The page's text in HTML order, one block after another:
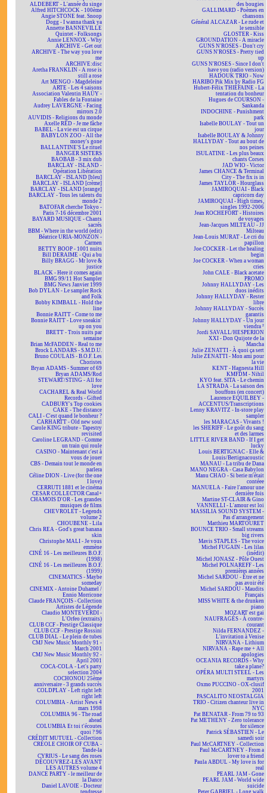
ALDEBERT - L'année du singe
Alfred HITCHCOCK - 100ème
Angie STONE feat. Snoop
Dogg - I wanna thank ya
Annette BANNEVILLE
Quintet - Folksongs
Annie LENNOX - Why
ARCHIVE - Get out
ARCHIVE - The way you love
me
ARCHIVE:disc
Aretha FRANKLIN - A rose is
still a rose
Art MENGO - Magdeleine
ARTE - Les 4 saisons
Association Valentin HAÜY -
Fables de la Fontaine
Audrey LAVERGNE - Facing
mirrors 2.0
AUVIDIS - Religions du monde
Axelle RED - Je me fâche
BABEL - La vie est un cirque
BABYLON ZOO - All the
money's gone
BALLANTINE'S Le rituel
BANGER SISTERS
BAOBAB - 3 mix dub
BARCLAY - ISLAND -
Opération Libération
BARCLAY - ISLAND [bleu]
BARCLAY - ISLAND [crème]
BARCLAY - ISLAND [orange]
BARCLAY - Tous les talents du
monde 2
BATOFAR cherche Tokyo -
Paris 7-16 décembre 2001
BAYARD MUSIQUE - Chants
sacrés
BBM - Where in the world (edit)
Béatrice URIA-MONZON -
Carmen
BETTY BOOP - 1001 nuits
Bill DERAIME - Qui a bu
Billy BRAGG - Mr love &
justice
BLACK - Here it comes again
BMG 99/11 Hot Sampler
BMG News Janvier 1999
Bob DYLAN - Le sampler Rock
and Folk
Bobby KIMBALL - Hold the
line
Bonnie RAITT - Come to me
Bonnie RAITT - Love sneakin'
up on you
BRETT - Trois nuits par
semaine
Brian McFADDEN - Real to me
Brock LANDARS - S.M.D.U.
Bruno COULAIS - B.O.F. Les
Choristes
Bryan ADAMS - Summer of 69
Bryan ADAMS/Rod
STEWART/STING - All for
love
CACHAREL & Real World
Records - Gifted
CADBURY's Top cookies
CAKE - The distance
CALI - C'est quand le bonheur ?
CARHARTT - Old new soul
Carole KING tribute - Tapestry
revisited
Caroline LEGRAND - Comme
un train qui roule
CASINO - Maintenant c'est à
vous de jouer
CBS - Demain tout le monde en
parlera
Céline DION - Live (for the one
I love)
CERRUTI 1881 et le cinéma
CESAR COLLECTOR Canal+
CHAMOIS D'OR - Les grandes
musiques de films
CHEVROLET - Legends
volume 2
CHOUBENE - Lila
Chris REA - God's great banana
skin
Christophe MALI - Je vous
emmène
CINÉ 16 - Les meilleures B.O.F.
(1998)
CINÉ 16 - Les meilleures B.O.F.
(1999)
CINEMATICS - Maybe
someday
CINEMIX - Antoine Duhamel /
Ennio Morricone
Claude FRANÇOIS - Collection
Artistes de Légende
Claudio MONTEVERDI -
L'Orfeo (extraits)
CLUB CCF - Prestige Classique
CLUB CCF - Prestige Rossini
CLUB DIAL - Le plein de tubes
CMJ New Music Monthly 91 -
March 2001
CMJ New Music Monthly 92 -
April 2001
COCA-COLA - Let's party
selection 2004
COCHONOU 25ème
anniversaire - 3 grands succès
COLDPLAY - Left right left
right left
COLUMBIA - Artist News 4
mars 1998
COLUMBIA 96 - The road
ahead
COLUMBIA Et toi t'écoutes
quoi ? 96
CRÉDIT MUTUEL - Collection
CRÉOLE CHOIR OF CUBA -
Tande-la
CYRIUS - Le sang des roses
DÉCOUVREZ-LES AVANT
LES AUTRES volume 4
DANCE PARTY - le meilleur de
la Dance
Daniel LAVOIE - Docteur
tendresse
des bougies
GALLIMARD - Poèmes en
chansons
Général ALCAZAR - Le rude et
le sensible
GLOSTER - Kiss
GROUNDATION - A miracle
GUNS N'ROSES - Don't cry
GUNS N'ROSES - Pretty tied
up
GUNS N'ROSES - Since I don't
have you (radio version)
HADOUK TRIO - Now
HARIBO Pik Mix by Radio FG
Hubert-Félix THIÉFAINE - La
tentation du bonheur
Hugues de COURSON -
Sankanda
INDOCHINE - Punishment
park
Isabelle BOULAY - Tout un
jour
Isabelle BOULAY & Johnny
HALLYDAY - Tout au bout de
nos peines
ISULATINE - Les plus beaux
chants Corses
JAD WIO - Victor
James CHANCE & Terminal
City - The fix is in
James TAYLOR - Hourglass
JAMIROQUAI - Black
capricorn day
JAMIROQUAI - High times,
singles 1992-2006
Jean ROCHEFORT - Histoires
de voyages
Jean-Jacques MILTEAU - JJ
Milteau
Jean-Louis MURAT - Le cri du
papillon
Joe COCKER - Let the healing
begin
Joe COCKER - When a woman
cries
John CALE - Black acetate
PROMO
Johnny HALLYDAY - Les
duos inédits
Johnny HALLYDAY - Rester
libre
Johnny HALLYDAY - Succès
garantis
Johnny HALLYDAY - Un jour
viendra ²
Jordi SAVALL/HESPERION
XXI - Don Quijote de la
Mancha
Julie ZENATTI - À quoi ça sert
Julie ZENATTI - Mon ami pour
la vie
KENT - Hagnesta Hill
KMFDM - Nihil
KYO feat. SITA - Le chemin
LA STRADA - La saison des
bouffons (en concert)
Laurence EQUILBEY -
ACCENTUS/Transcriptions
Lenny KRAVITZ - In-store play
sampler
les MARACAS - Vivants !
les SHERIFF - Le goût du sang
et des larmes
LITTLE RIVER BAND - If I get
lucky
Louis BERTIGNAC - Elle &
Louis/Bertignacoustic
MANAU - La tribu de Dana
MANO NEGRA - Casa Babylon
Manu CHAO - Si berie m'était
contéee
MANUELA - Faire l'amour une
dernière fois
Martine ST-CLAIR & Gino
VANNELLI - L'amour est loi
MASSILIA SOUND SYSTEM -
Pas d'arrangement
Matthieu MARTOURET
BOUNCE TRIO - Small streams
big rivers
Mavis STAPLES - The voice
Michel FUGAIN - Les lilas
(inédit)
Michel JONASZ - Pôle Ouest
Michel POLNAREFF - Les
premières années
Michel SARDOU - Être et ne
pas avoir été
Michel SARDOU - Maudits
Français
MISS WHITE & the drunken
piano
MOZART est gai
NAUFRAGÉS - À contre-
courant
Nilda FERNANDEZ -
L'invitation à Venise
NIRVANA - Lithium
NIRVANA - Rape me + All
apologies
OCEANIA RECORDS - Why
take a plane?
OPÉRA MULTI STEEL - Les
martyrs
Oxmo PUCCINO - OX-clusif
2001
PASCALITO NEOSTALGIA
TRIO - Citizen chanteur live in
NYC
Pat BENATAR - From 79 to 93
Pat METHENY - Zero tolerance
for silence
Patrick SÉBASTIEN - Le
samedi soir
Paul McCARTNEY - Collection
Paul McCARTNEY - From a
lover to a friend
Paula ABDUL - My love is for
real
PEARL JAM - Gone
PEARL JAM - World wide
suicide
Peter GABRIEL - Long walk